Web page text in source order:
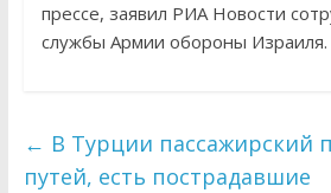
прессе, заявил РИА Новости
службы Армии обороны Израиля.
← В Турции пассажирский
путей, есть пострадавшие